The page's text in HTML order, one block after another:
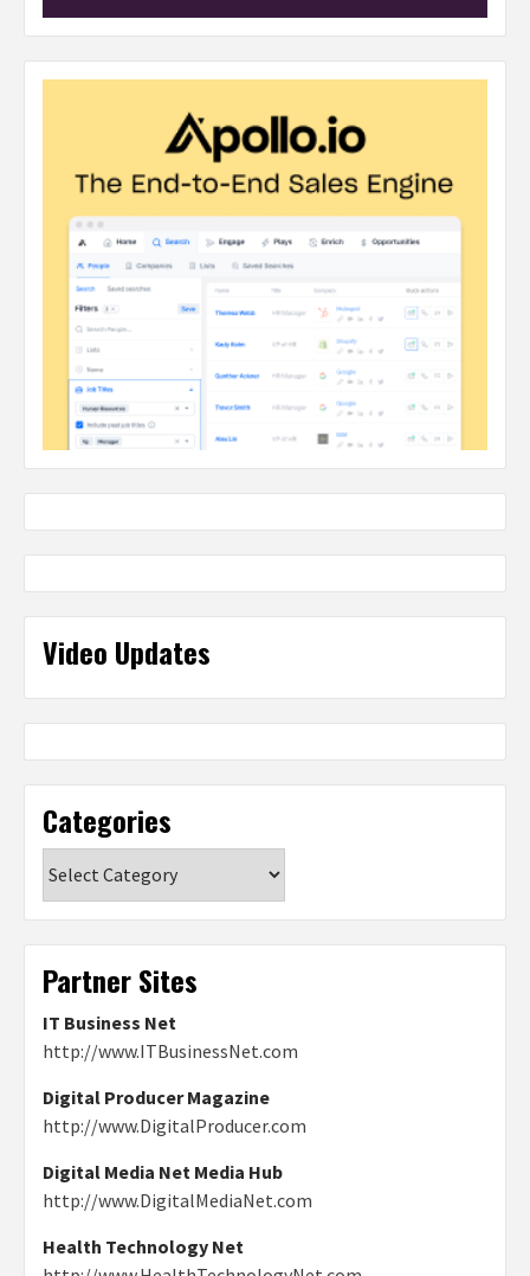
Video Updates
Categories
Partner Sites
IT Business Net
http://www.ITBusinessNet.com
Digital Producer Magazine
http://www.DigitalProducer.com
Digital Media Net Media Hub
http://www.DigitalMediaNet.com
Health Technology Net